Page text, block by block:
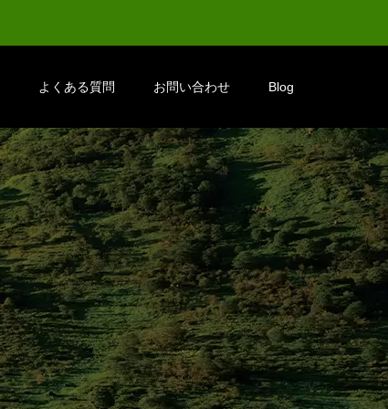
よくある質問 お問い合わせ Blog